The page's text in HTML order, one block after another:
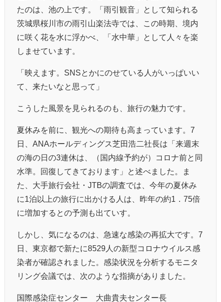
たのは、池の上です。「雨引観音」として知られる
茨城県桜川市の雨引山楽法寺では、この時期、境内
に咲く花を水に浮かべ、「水中華」として人々を楽
しませています。
「映えます。SNSとかにのせている人がいっぱいい
て、来たいなと思って」
こうした風景を見られるのも、旅行の魅力です。
夏休みを前に、観光への期待も高まっています。7
日、ANAホールディングス芝田浩二社長は「来週末
の海の日の3連休は、（国内線予約が）コロナ前と同
水準。回復してきております」と述べました。ま
た、大手旅行会社・JTBの調査では、今年の夏休み
に1泊以上の旅行に出かける人は、昨年の約1．75倍
に増加するとの予測も出ていす。
しかし、気になるのは、急速な感染の再拡大です。7
日、東京都で新たに8529人の新型コロナウイルス感
染者が確認されました。感染状況を分析するモニタ
リング会議では、次のような指摘がありました。
国際感染症センター 大曲貴夫センター長